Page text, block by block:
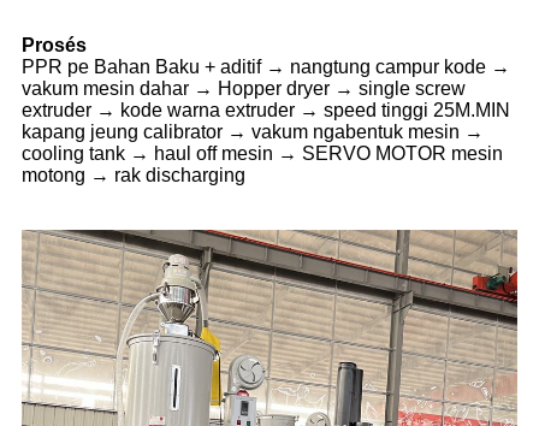
Prosés
PPR pe Bahan Baku + aditif → nangtung campur kode →
vakum mesin dahar → Hopper dryer → single screw
extruder → kode warna extruder → speed tinggi 25M.MIN
kapang jeung calibrator → vakum ngabentuk mesin →
cooling tank → haul off mesin → SERVO MOTOR mesin
motong → rak discharging